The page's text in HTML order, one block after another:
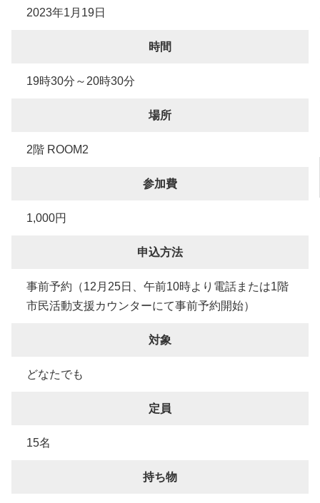
2023年1月19日
時間
19時30分～20時30分
場所
2階 ROOM2
参加費
1,000円
申込方法
事前予約（12月25日、午前10時より電話または1階
市民活動支援カウンターにて事前予約開始）
対象
どなたでも
定員
15名
持ち物